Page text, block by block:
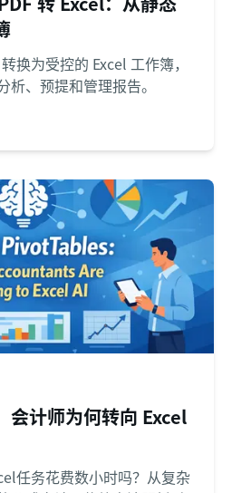
换为受控的 Excel 工作簿，
、预提和管理报告。
会计师为何转向 Excel
任务花费数小时吗？从复杂